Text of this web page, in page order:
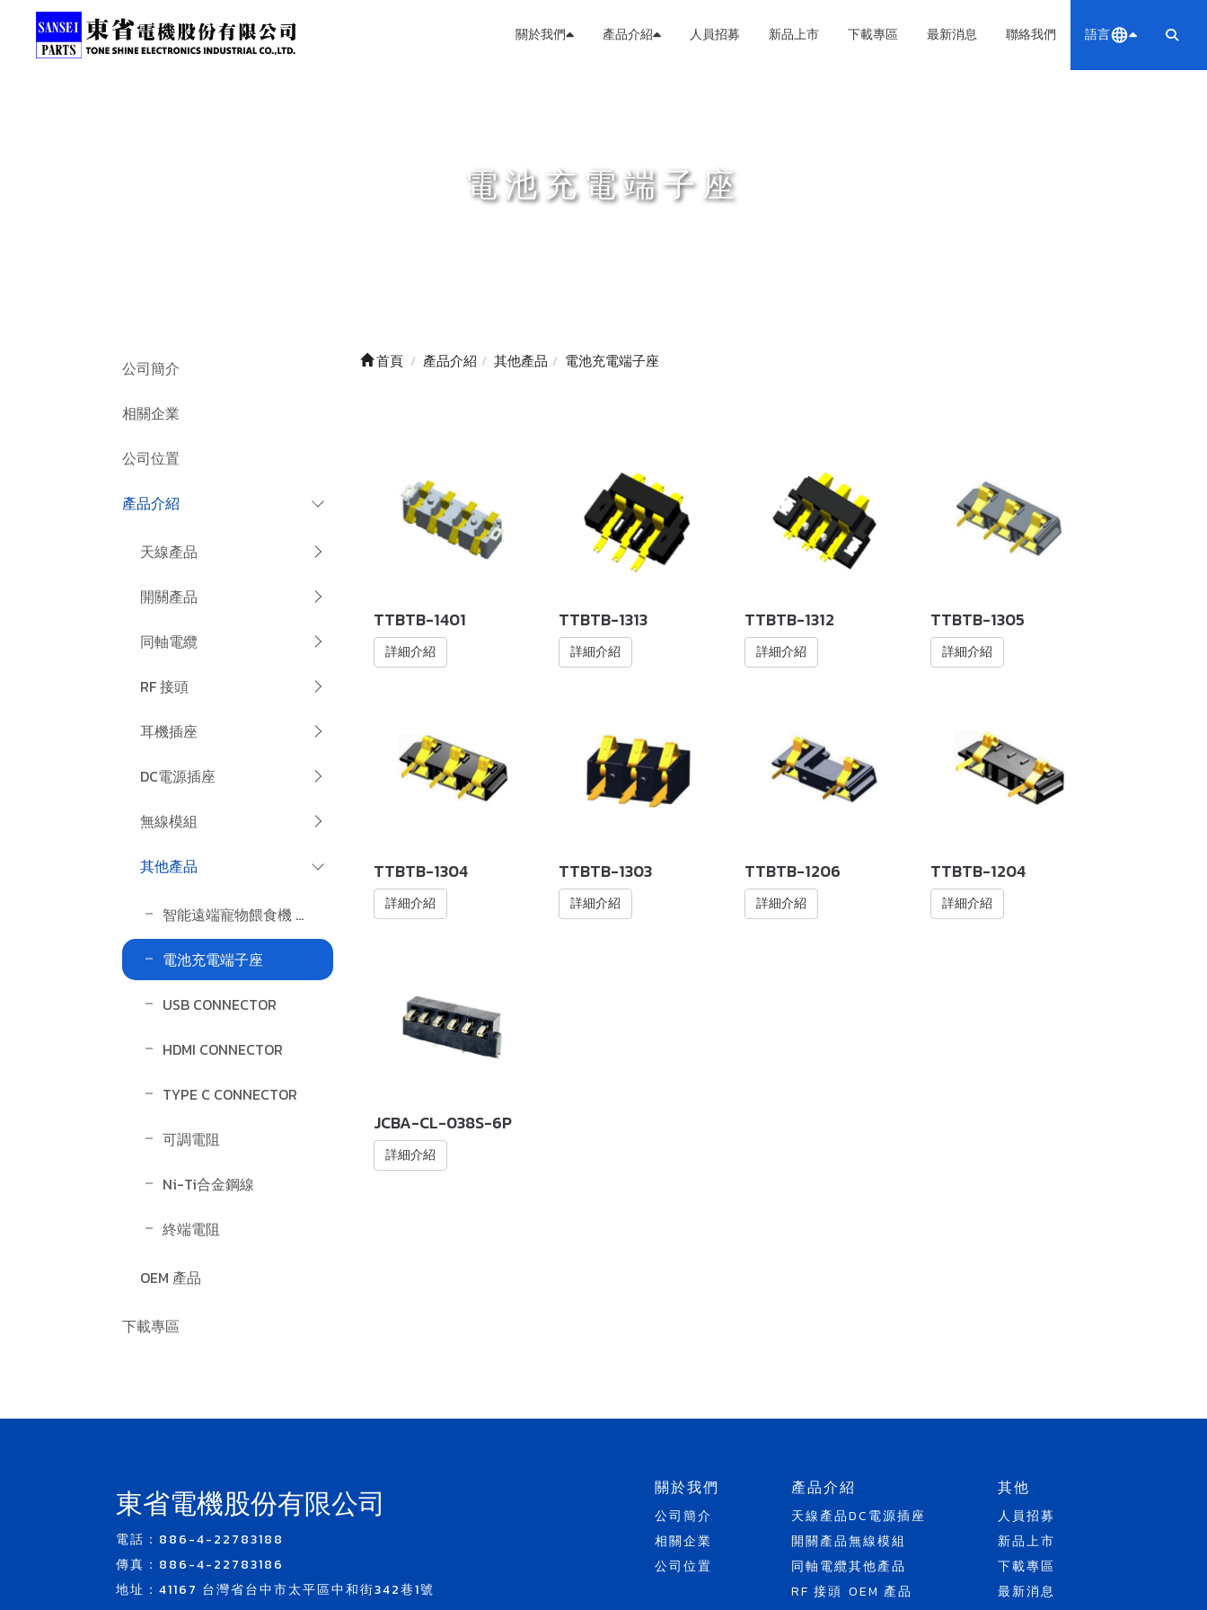
關於我們 產品介紹 人員招募 新品上市 下載專區 最新消息 聯絡我們 語言
電池充電端子座
公司簡介
相關企業
公司位置
產品介紹
天線產品
開關產品
同軸電纜
RF 接頭
耳機插座
DC電源插座
無線模組
其他產品
智能遠端寵物餵食機 PET CARE MACHINE
電池充電端子座
USB CONNECTOR
HDMI CONNECTOR
TYPE C CONNECTOR
可調電阻
Ni-Ti合金鋼線
終端電阻
OEM 產品
下載專區
首頁 產品介紹 其他產品 電池充電端子座
TTBTB-1401
詳細介紹
TTBTB-1313
詳細介紹
TTBTB-1312
詳細介紹
TTBTB-1305
詳細介紹
TTBTB-1304
詳細介紹
TTBTB-1303
詳細介紹
TTBTB-1206
詳細介紹
TTBTB-1204
詳細介紹
JCBA-CL-038S-6P
詳細介紹
東省電機股份有限公司
電話：886-4-22783188
傳真：886-4-22783186
地址：41167 台灣省台中市太平區中和街342巷1號
關於我們
公司簡介
相關企業
公司位置
產品介紹
天線產品
開關產品
同軸電纜
RF 接頭
DC電源插座
無線模組
其他產品
OEM 產品
其他
人員招募
新品上市
下載專區
最新消息